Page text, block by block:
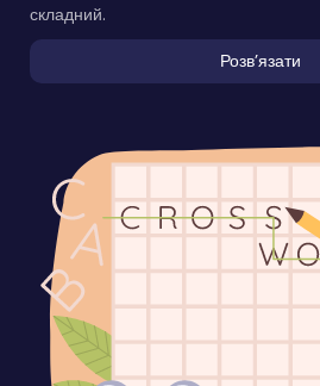
складний.
Розвʼязати